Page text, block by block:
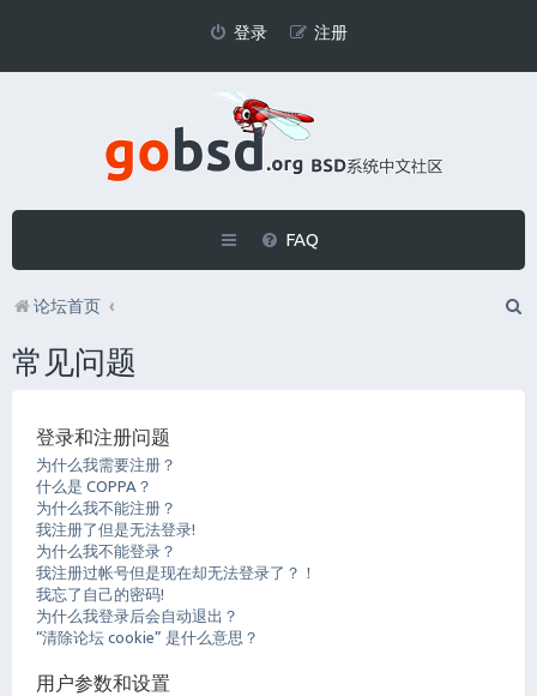
登录 注册
FAQ
论坛首页
常见问题
登录和注册问题
为什么我需要注册？
什么是 COPPA？
为什么我不能注册？
我注册了但是无法登录!
为什么我不能登录？
我注册过帐号但是现在却无法登录了？！
我忘了自己的密码!
为什么我登录后会自动退出？
“清除论坛 cookie” 是什么意思？
用户参数和设置